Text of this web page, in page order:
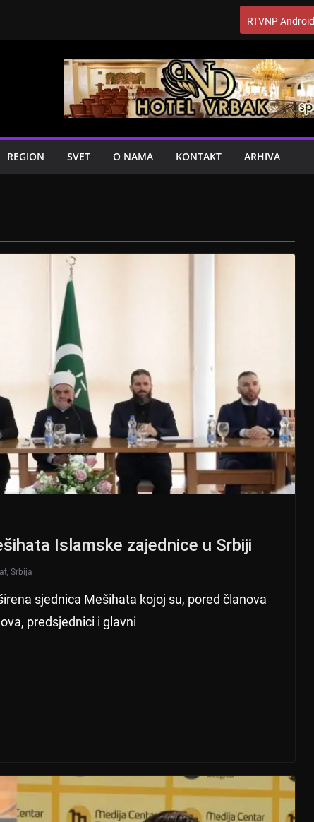
RTVNP Android
REGION SVET O NAMA KONTAKT ARHIVA
Islamske zajednice u Srbiji
, Srbija
sjednica Mešihata kojoj su, pored članova
predsjednici i glavni